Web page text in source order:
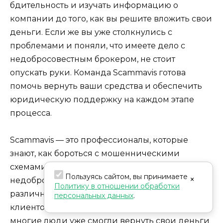
бдительность и изучать информацию о
компании до того, как вы решите вложить свои
деньги. Если же вы уже столкнулись с
проблемами и поняли, что имеете дело с
недобросовестным брокером, не стоит
опускать руки. Команда Scammavis готова
помочь вернуть ваши средства и обеспечить
юридическую поддержку на каждом этапе
процесса.
Scammavis — это профессионалы, которые
знают, как бороться с мошенническими
схемами, понимают особенности работы
недобросовестных брокеров и используют
различные правовые механизмы для защиты
клиентов. Благодаря их опыту и знаниям,
многие люди уже смогли вернуть свои деньги
×
Пользуясь сайтом, вы принимаете
Политику в отношении обработки
персональных данных.